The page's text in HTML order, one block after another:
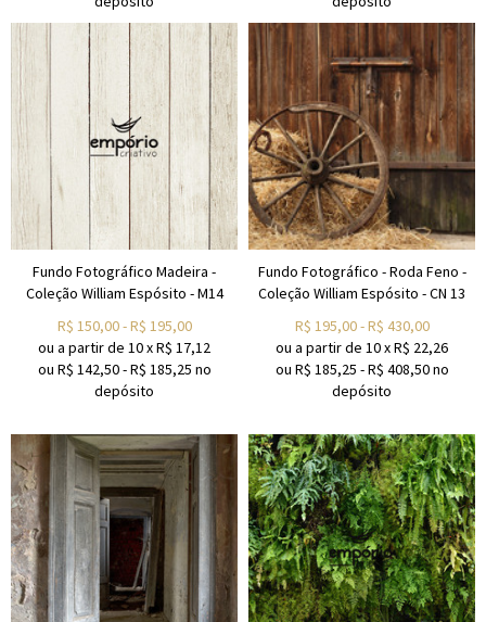
Fundo Fotográfico Madeira -
Coleção William Espósito - M14
R$ 150,00-R$ 195,00
ou a partir de 10xR$ 17,12
ou R$ 142,50-R$ 185,25 no
depósito
Fundo Fotográfico - Roda Feno -
Coleção William Espósito - CN 13
R$ 195,00-R$ 430,00
ou a partir de 10xR$ 22,26
ou R$ 185,25 -R$ 408,50no
depósito